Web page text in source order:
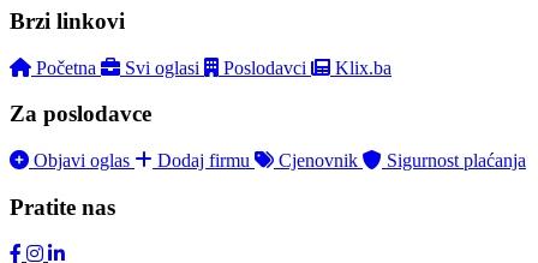
Brzi linkovi
Početna Svi oglasi Poslodavci Klix.ba
Za poslodavce
Objavi oglas Dodaj firmu Cjenovnik Sigurnost plaćanja
Pratite nas